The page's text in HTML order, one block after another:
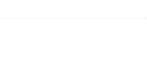
保障异地数据可靠性。
项目验收后，主导编写《多活数据中心建设与